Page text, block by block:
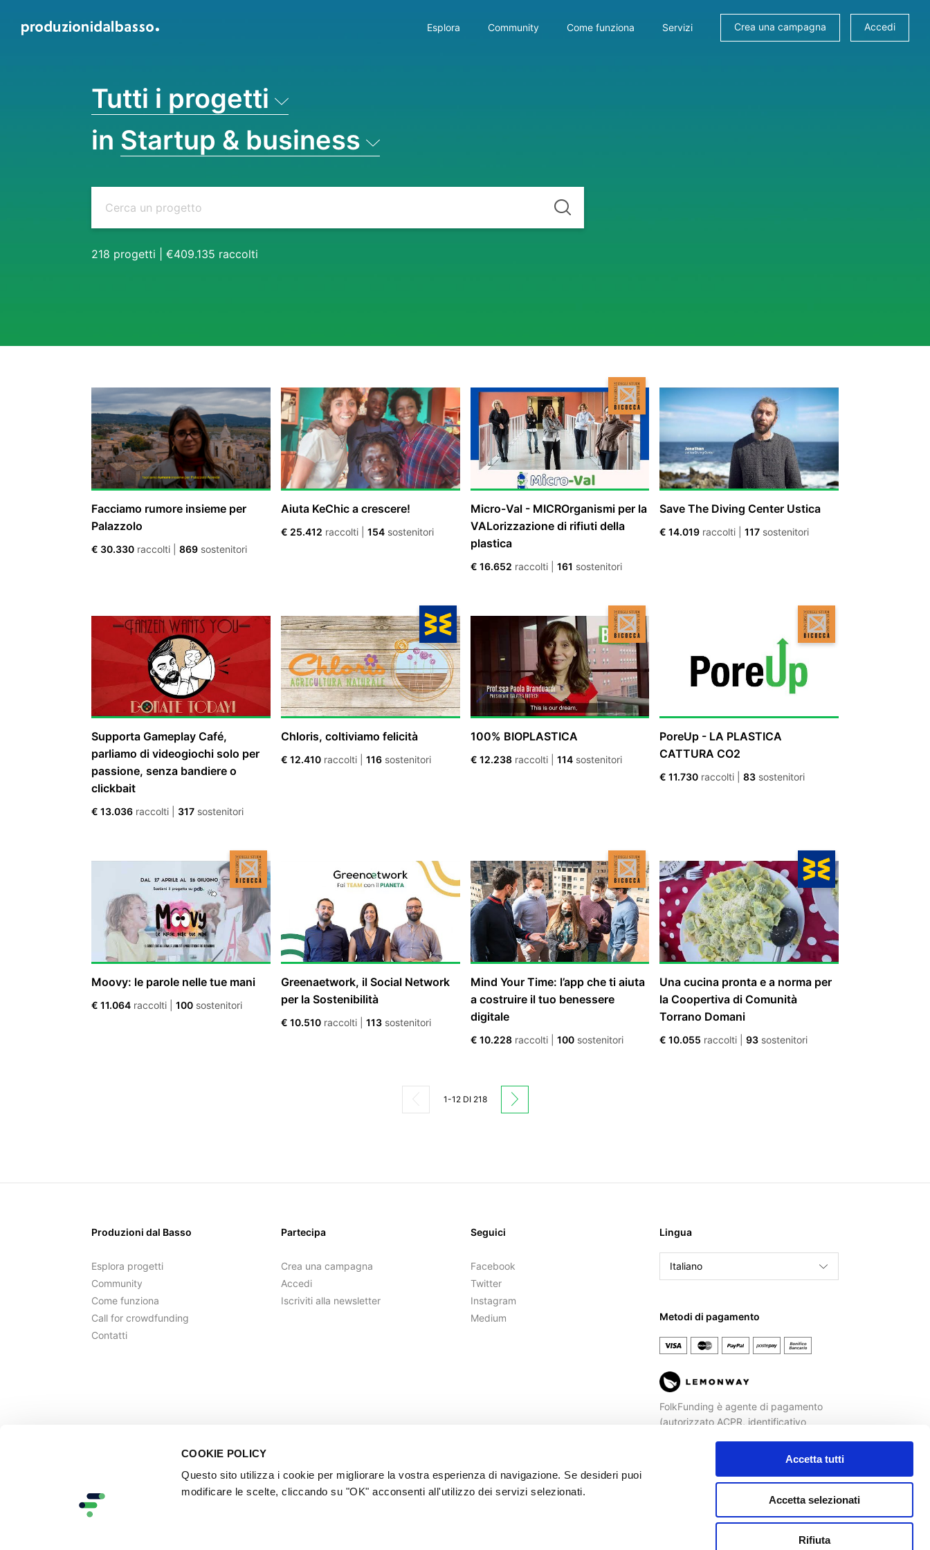
COOKIE POLICY
Questo sito utilizza i cookie per migliorare la vostra esperienza di navigazione. Se desideri puoi
modificare le scelte, cliccando su "OK" acconsenti all'utilizzo dei servizi selezionati.
Accetta tutti
Accetta selezionati
Rifiuta
Esplora Community Come funziona Servizi Crea una campagna Accedi
Tutti i progetti
in Startup & business
218 progetti €409.135 raccolti
Facciamo rumore insieme per
Palazzolo
€ 30.330 raccolti 869 sostenitori
Aiuta KeChic a crescere!
€ 25.412 raccolti| 154sostenitori
Micro-Val - MICROrganismi per la
VALorizzazione di rifiuti della
plastica
€ 16.652 raccolti| 161 sostenitori
Save The Diving Center Ustica
€ 14.019 raccolti |117 sostenitori
Supporta Gameplay Café,
parliamo di videogiochi solo per
passione, senza bandiere o
clickbait
€ 13.036 raccolti 317 sostenitori
Chloris, coltiviamo felicità
€ 12.410raccolti| 116sostenitori
100% BIOPLASTICA
€ 12.238raccolti| 114sostenitori
PoreUp - LA PLASTICA
CATTURA CO2
€ 11.730 raccolti |83 sostenitori
Moovy: le parole nelle tue mani
€ 11.064 raccolti 100 sostenitori
Greenaetwork, il Social Network
per la Sostenibilità
€ 10.510raccolti| 113sostenitori
Mind Your Time: l’app che ti aiuta
a costruire il tuo benessere
digitale
€ 10.228raccolti| 100sostenitori
Una cucina pronta e a norma per
la Coopertiva di Comunità
Torrano Domani
€ 10.055 raccolti |93 sostenitori
1-12DI 218
Produzioni dal Basso
Esplora progetti
Community
Come funziona
Call for crowdfunding
Contatti
Partecipa
Crea una campagna
Accedi
Iscriviti alla newsletter
Seguici
Facebook
Twitter
Instagram
Medium
Lingua
Italiano
English
Español
Metodi di pagamento
FolkFunding è agente di pagamento
(autorizzato ACPR, identificativo